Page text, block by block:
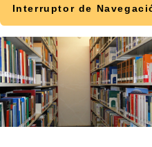
Interruptor de